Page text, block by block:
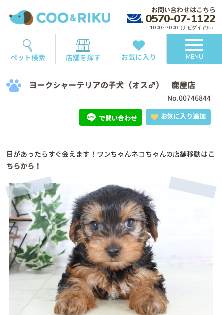
お問い合わせはこちら
0570-07-1122
10:00～20:00（ナビダイヤル）
ペット検索 店舗を探す お気に入り MENU
ヨークシャーテリアの子犬（オス♂） 鹿屋店
No.00746844
お気に入り追加
で問い合わせ
目があったらすぐ会えます！ワンちゃんネコちゃんの店舗移動はこ
ちらから！